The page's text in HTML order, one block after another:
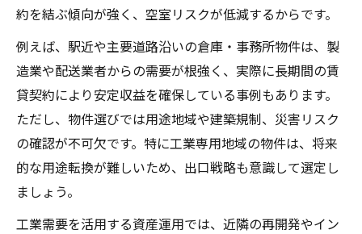
約を結ぶ傾向が強く、空室リスクが低減するからです。
例えば、駅近や主要道路沿いの倉庫・事務所物件は、製
造業や配送業者からの需要が根強く、実際に長期間の賃
貸契約により安定収益を確保している事例もあります。
ただし、物件選びでは用途地域や建築規制、災害リスク
の確認が不可欠です。特に工業専用地域の物件は、将来
的な用途転換が難しいため、出口戦略も意識して選定し
ましょう。
工業需要を活用する資産運用では、近隣の再開発やイン